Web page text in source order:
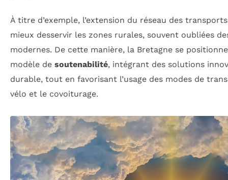
À titre d’exemple, l’extension du réseau des
mieux desservir les zones rurales, souvent oubliées
modernes. De cette manière, la Bretagne se
modèle de soutenabilité, intégrant des solutions
durable, tout en favorisant l’usage des modes de
vélo et le covoiturage.